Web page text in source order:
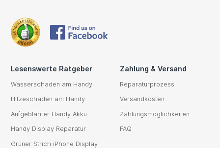
Lesenswerte Ratgeber
Wasserschaden am Handy
Hitzeschaden am Handy
Aufgeblähter Handy Akku
Handy Display Reparatur
Grüner Strich iPhone Display
Zahlung & Versand
Reparaturprozess
Versandkosten
Zahlungsmöglichkeiten
FAQ